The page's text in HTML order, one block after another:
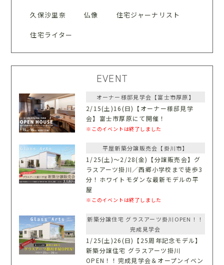
久保沙里奈 仏像 住宅ジャーナリスト
住宅ライター
EVENT
オーナー様邸見学会【富士市厚原】
2/15(土)16(日)【オーナー様邸見学
会】富士市厚原にて開催！
※このイベントは終了しました
平屋新築分譲販売会【掛川市】
1/25(土)〜2/28(金)【分譲販売会】グ
ラスアーツ掛川／西郷小学校まで徒歩3
分！ホワイトモダンな最新モデルの平
屋
※このイベントは終了しました
新築分譲住宅 グラスアーツ掛川OPEN！！
完成見学会
1/25(土)26(日)【25周年記念モデル】
新築分譲住宅 グラスアーツ掛川
OPEN！！完成見学会＆オープンイベン